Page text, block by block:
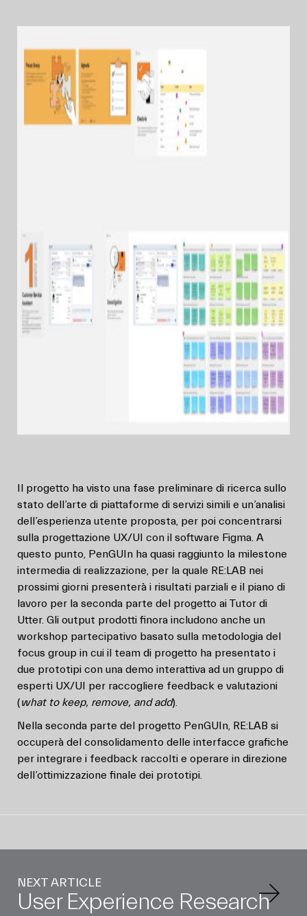
Il progetto ha visto una fase preliminare di ricerca sullo
stato dell’arte di piattaforme di servizi simili e un’analisi
dell’esperienza utente proposta, per poi concentrarsi
sulla progettazione UX/UI con il software Figma. A
questo punto, PenGUIn ha quasi raggiunto la milestone
intermedia di realizzazione, per la quale RE:LAB nei
prossimi giorni presenterà i risultati parziali e il piano di
lavoro per la seconda parte del progetto ai Tutor di
Utter. Gli output prodotti finora includono anche un
workshop partecipativo basato sulla metodologia del
focus group in cui il team di progetto ha presentato i
due prototipi con una demo interattiva ad un gruppo di
esperti UX/UI per raccogliere feedback e valutazioni
(what to keep, remove, and add).
Nella seconda parte del progetto PenGUIn, RE:LAB si
occuperà del consolidamento delle interfacce grafiche
per integrare i feedback raccolti e operare in direzione
dell’ottimizzazione finale dei prototipi.
NEXT ARTICLE
User Experience Research